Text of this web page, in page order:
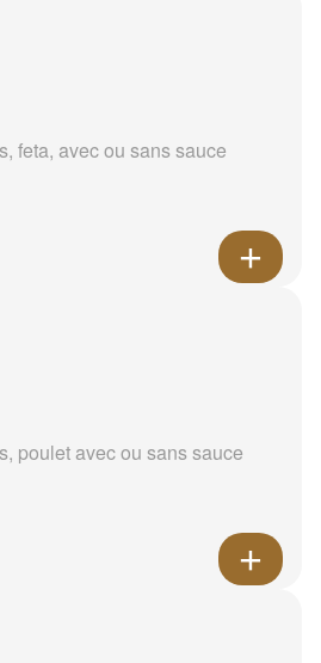
feta, avec ou sans sauce
poulet avec ou sans sauce